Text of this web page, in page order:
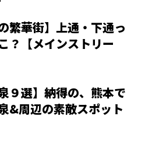
繁華街】上通・下通っ
？【メインストリー
９選】納得の、熊本で
&周辺の素敵スポット